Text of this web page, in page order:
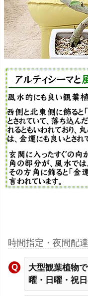
時間指定・夜間配
大型観葉植物
曜・日曜・祝